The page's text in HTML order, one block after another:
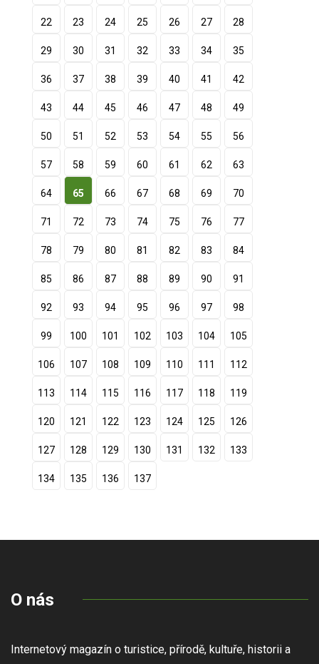
22 23 24 25 26 27 28
29 30 31 32 33 34 35
36 37 38 39 40 41 42
43 44 45 46 47 48 49
50 51 52 53 54 55 56
57 58 59 60 61 62 63
64 65 66 67 68 69 70
71 72 73 74 75 76 77
78 79 80 81 82 83 84
85 86 87 88 89 90 91
92 93 94 95 96 97 98
99 100 101 102 103 104 105
106 107 108 109 110 111 112
113 114 115 116 117 118 119
120 121 122 123 124 125 126
127 128 129 130 131 132 133
134 135 136 137
O nás
Internetový magazín o turistice, přírodě, kultuře, historii a